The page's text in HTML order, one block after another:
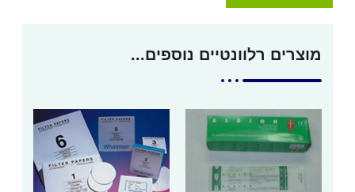
מוצרים רלוונטיים נוספים...